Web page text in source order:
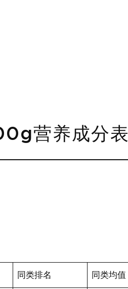
营养成分表
同类排名 同类均值